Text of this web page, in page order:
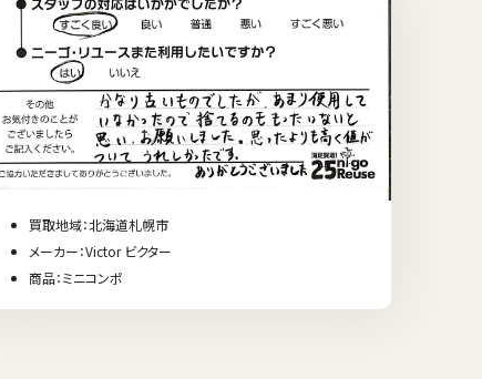
買取地域：北海道札幌市
メーカー：Victor ビクター
商品：ミニコンポ